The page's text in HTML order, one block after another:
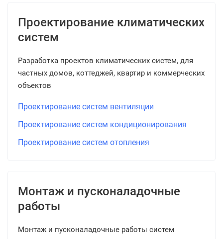
Проектирование климатических
систем
Разработка проектов климатических систем, для
частных домов, коттеджей, квартир и коммерческих
объектов
Проектирование систем вентиляции
Проектирование систем кондиционирования
Проектирование систем отопления
Монтаж и пусконаладочные
работы
Монтаж и пусконаладочные работы систем